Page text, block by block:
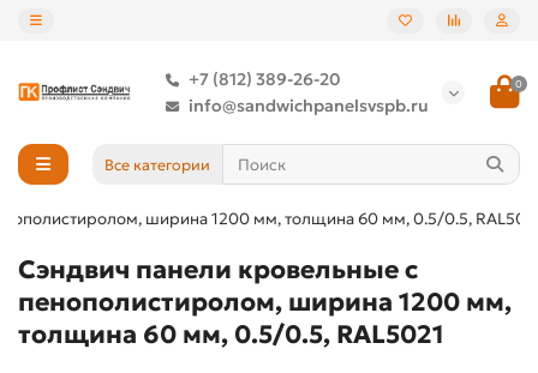
+7 (812) 389-26-20
info@sandwichpanelsvspb.ru
0
Все категории
ширина 1200 мм, толщина 60 мм, 0.5/0.5,
Сэндвич панели кровельные с
пенополистиролом, ширина 1200 мм,
толщина 60 мм, 0.5/0.5, RAL5021